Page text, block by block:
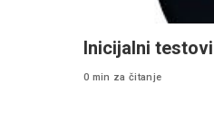
Inicijalni
0 min za čitanje